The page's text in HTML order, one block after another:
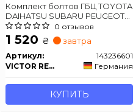
Комплект болтов ГБЦ TOYOTA
DAIHATSU SUBARU PEUGEOT
CITPOEN 1KR-FE, CFA (384F),
CFB (1KR) 05-
0 отзывов
1 520 ₴ завтра
Артикул:
143236601
VICTOR REINZ
Германия
КУПИТЬ